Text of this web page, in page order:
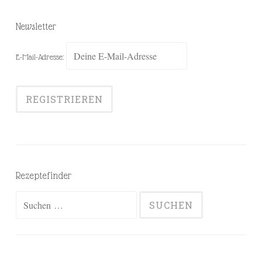
Newsletter
E-Mail-Adresse:
Rezeptefinder